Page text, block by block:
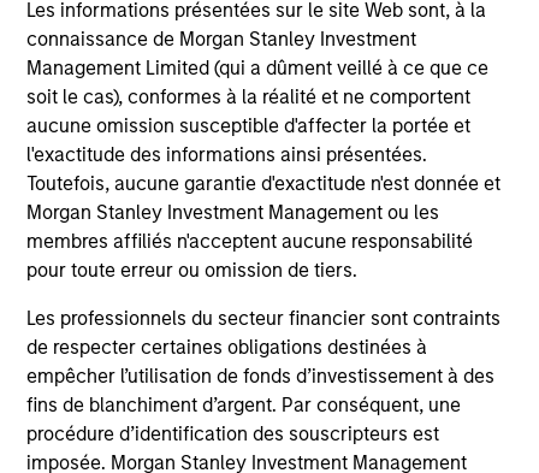
Les informations présentées sur le site Web sont, à la
connaissance de Morgan Stanley Investment
Management Limited (qui a dûment veillé à ce que ce
soit le cas), conformes à la réalité et ne comportent
aucune omission susceptible d'affecter la portée et
l'exactitude des informations ainsi présentées.
Toutefois, aucune garantie d'exactitude n'est donnée et
Morgan Stanley Investment Management ou les
membres affiliés n'acceptent aucune responsabilité
pour toute erreur ou omission de tiers.
Les professionnels du secteur financier sont contraints
de respecter certaines obligations destinées à
empêcher l’utilisation de fonds d’investissement à des
fins de blanchiment d’argent. Par conséquent, une
procédure d’identification des souscripteurs est
imposée. Morgan Stanley Investment Management
Morgan Stanley Investment Management Limited (« MSIM
Ltd »).
La valeur des investissements et les revenus qui en
découlent peuvent baisser ou augmenter et un investisseur
peut ne pas récupérer le montant investi.
Les données de performance des fonds présentant un
historique inférieur à un an ne sont pas mentionnées. Les
performances sont exprimées nettes de frais. Les données
de performance depuis le début de l’année ne sont pas
annualisées. Le cas échéant, les performances d’autres
classes d’actions sont susceptibles de varier. Les
d’investissement, les risques, les charges et les frais
associés au fonds avant de prendre une décision
d’investissement.
Le recours à l'effet de levier augmente les risques, de sorte
qu'une variation relativement faible de la valeur d'un
investissement peut entraîner une variation